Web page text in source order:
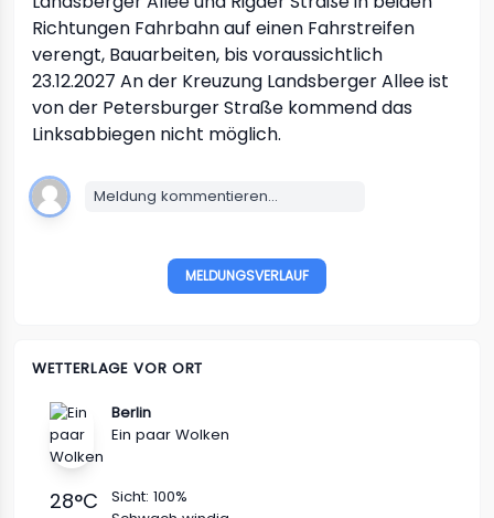
Richtungen Fahrbahn auf einen Fahrstreifen
verengt, Bauarbeiten, bis voraussichtlich
23.12.2027 An der Kreuzung Landsberger Allee ist
von der Petersburger Straße kommend das
Linksabbiegen nicht möglich.
Meldung kommentieren...
MELDUNGSVERLAUF
WETTERLAGE VOR ORT
Berlin
Ein paar Wolken
28°C Sicht: 100%